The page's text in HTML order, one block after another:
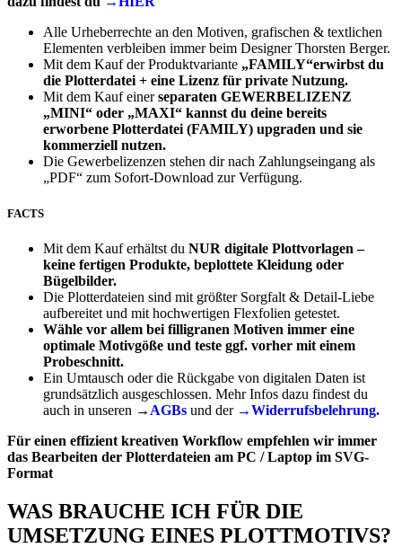
Alle Urheberrechte an den Motiven, grafischen & textlichen
Elementen verbleiben immer beim Designer Thorsten Berger.
Mit dem Kauf der Produktvariante „FAMILY“erwirbst du
die Plotterdatei + eine Lizenz für private Nutzung.
Mit dem Kauf einerseparaten GEWERBELIZENZ
„MINI“ oder „MAXI“ kannst du deine bereits
erworbene Plotterdatei (FAMILY) upgraden und sie
kommerziell nutzen.
Die Gewerbelizenzen stehen dir nach Zahlungseingang als
„PDF“ zum Sofort-Download zur Verfügung.
FACTS
Mit dem Kauf erhältst du NUR digitale Plottvorlagen –
keine fertigen Produkte, beplottete Kleidung oder
Bügelbilder.
Die Plotterdateien sind mit größter Sorgfalt & Detail-Liebe
aufbereitet und mit hochwertigen Flexfolien getestet.
Wähle vor allem bei filligranen Motiven immer eine
optimale Motivgöße und teste ggf. vorher mit einem
Probeschnitt.
Ein Umtausch oder die Rückgabe von digitalen Daten ist
grundsätzlich ausgeschlossen. Mehr Infos dazu findest du
auch in unseren → AGBs und der →Widerrufsbelehrung.
Für einen effizient kreativen Workflow empfehlen wir immer
das Bearbeiten der Plotterdateien am PC / Laptop im SVG-
Format
WAS BRAUCHE ICH FÜR DIE
UMSETZUNG EINES PLOTTMOTIVS?